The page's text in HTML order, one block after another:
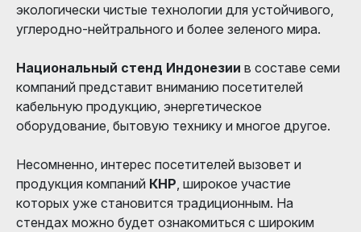
экологически чистые технологии для устойчивого,
углеродно-нейтрального и более зеленого мира.
Национальный стенд Индонезии в составе семи
компаний представит вниманию посетителей
кабельную продукцию, энергетическое
оборудование, бытовую технику и многое другое.
Несомненно, интерес посетителей вызовет и
продукция компаний КНР , широкое участие
которых уже становится традиционным. На
стендах можно будет ознакомиться с широким